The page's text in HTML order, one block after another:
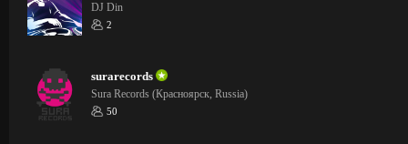
DJ Din
2
surarecords
Sura Records (Красноярск, Russia)
50